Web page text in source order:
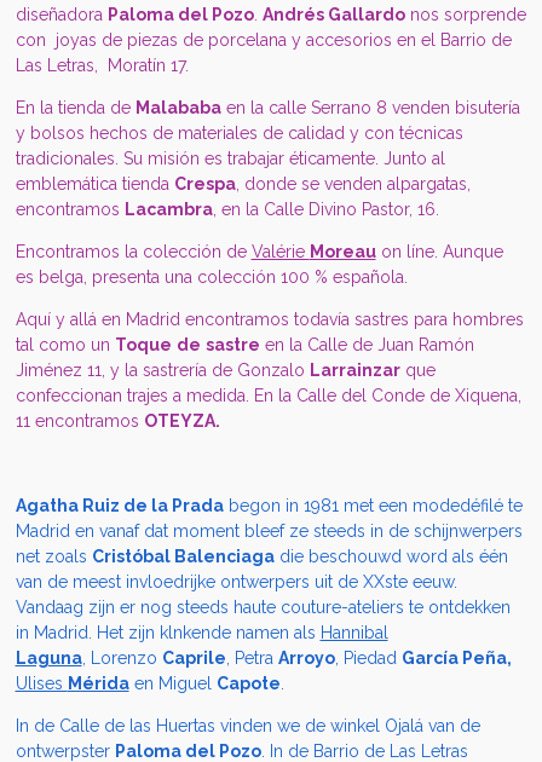
diseñadora Paloma del Pozo. Andrés Gallardonos sorprende
con joyas de piezas de porcelana y accesorios en el Barrio de
Las Letras, Moratín 17.
En la tienda de Malababaen la calle Serrano 8 venden bisutería
y bolsos hechos de materiales de calidad y con técnicas
tradicionales. Su misión es trabajar éticamente. Junto al
emblemática tienda Crespa, donde se venden alpargatas,
encontramos Lacambra, en la Calle Divino Pastor, 16.
Encontramos la colección de Valérie Moreauon líne. Aunque
es belga, presenta una colección 100 % española.
Aquí y allá en Madrid encontramos todavía sastres para hombres
tal como un Toque de sastre en la Calle de Juan Ramón
Jiménez 11, y la sastrería de Gonzalo Larrainzarque
confeccionan trajes a medida.
En la Calle del Conde de Xiquena,
11 encontramos OTEYZA.
Agatha Ruiz de la Pradabegon in 1981 met een modedéfilé te
Madrid en vanaf dat moment bleef ze steeds in de schijnwerpers
net zoals Cristóbal Balenciagadie beschouwd word als één
van de meest invloedrijke ontwerpers uit de XXste eeuw.
Vandaag zijn er nog steeds haute couture-ateliers te ontdekken
in Madrid. Het zijn klnkende namen als Hannibal
Laguna, Lorenzo Caprile , Petra Arroyo, Piedad García Peña,
Ulises Méridaen Miguel Capote
In de Calle de las Huertas vinden we de winkel Ojalá van de
ontwerpster Paloma del Pozo. In de Barrio de Las Letras